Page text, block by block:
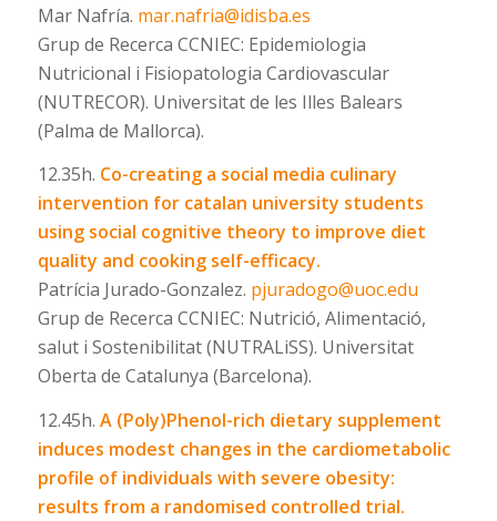
Mar Nafría. mar.nafria@idisba.es
Grup de Recerca CCNIEC: Epidemiologia
Nutricional i Fisiopatologia Cardiovascular
(NUTRECOR). Universitat de les Illes Balears
(Palma de Mallorca).
12.35h. Co-creating a social media culinary
intervention for catalan university students
using social cognitive theory to improve diet
quality and cooking self-efficacy.
Patrícia Jurado-Gonzalez. pjuradogo@uoc.edu
Grup de Recerca CCNIEC: Nutrició, Alimentació,
salut i Sostenibilitat (NUTRALiSS). Universitat
Oberta de Catalunya (Barcelona).
12.45h. A (Poly)Phenol-rich dietary supplement
induces modest changes in the cardiometabolic
profile of individuals with severe obesity:
results from a randomised controlled trial.